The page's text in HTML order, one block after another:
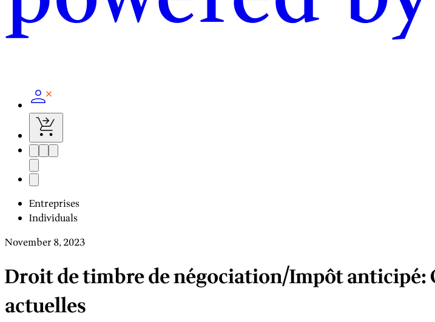
Entreprises
Individuals
November 8, 2023
Droit de timbre de négociation/Impôt anticipé:
actuelles